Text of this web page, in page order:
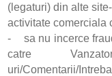
(legaturi) din alte
activitate comerciala
- sa nu incerce
catre
uri/Comentarii/